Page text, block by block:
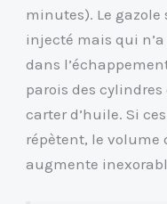
minutes). Le
injecté mais qui
dans
parois des
carter d’huile. Si
répètent, le volume
augmente